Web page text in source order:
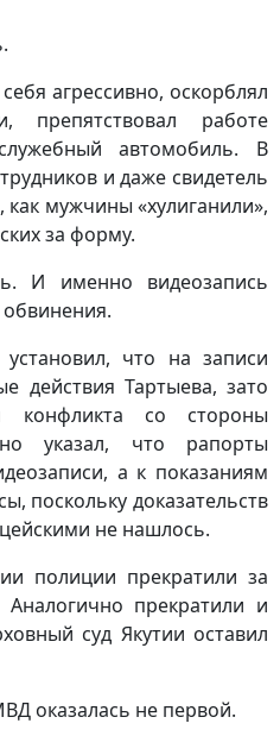
агрессивно, оскорблял
препятствовал работе
автомобиль. В
и даже свидетель
как мужчины «хулиганили»,
за форму.
И именно видеозапись
что на записи
действия Тартыева, зато
конфликта со стороны
указал, что рапорты
а к показаниям
поскольку доказательств
не нашлось.
полиции прекратили за
Аналогично прекратили и
суд Якутии оставил
оказалась не первой.